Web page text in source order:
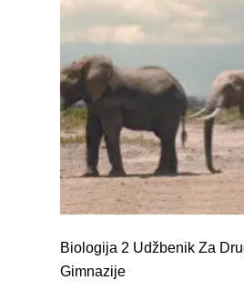
Biologija 2 Udžbenik Za
Gimnazije